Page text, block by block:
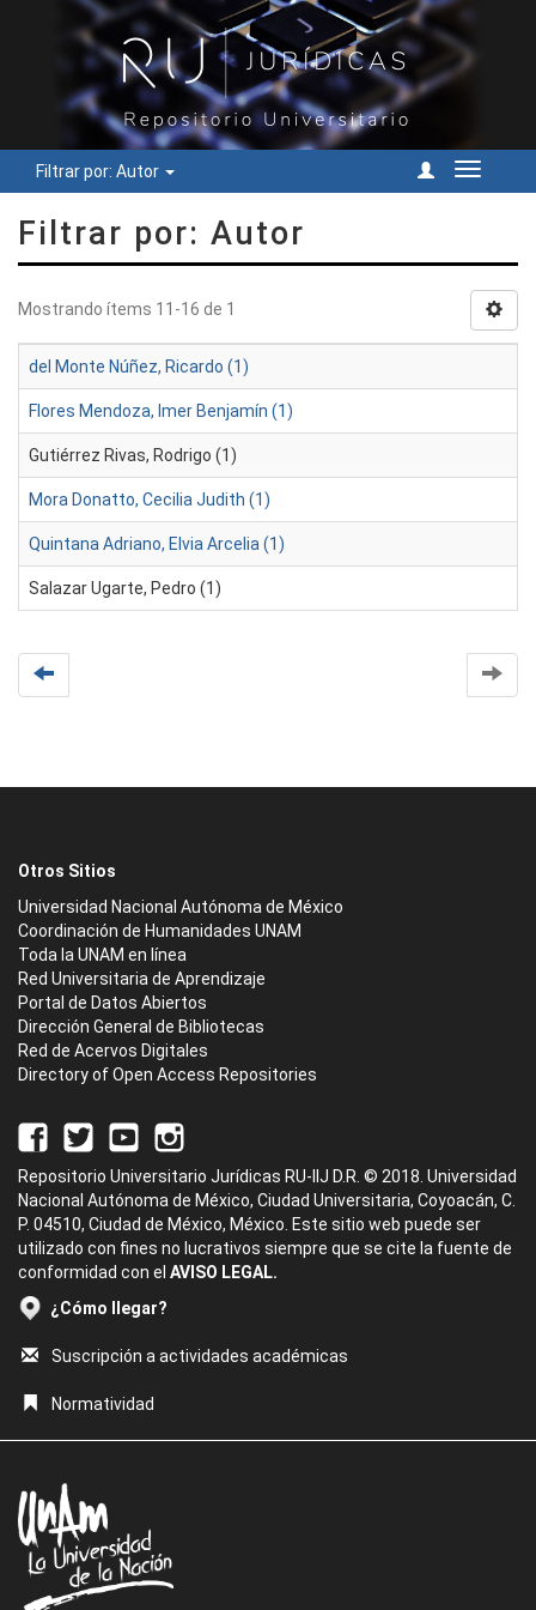
Filtrar por: Autor
Cambiar
Filtrar por: Autor
Mostrando ítems 11-16 de 1
del Monte Núñez, Ricardo (1)
Flores Mendoza, Imer Benjamín (1)
Gutiérrez Rivas, Rodrigo (1)
Mora Donatto, Cecilia Judith (1)
Quintana Adriano, Elvia Arcelia (1)
Salazar Ugarte, Pedro (1)
Otros Sitios
Universidad Nacional Autónoma de México
Coordinación de Humanidades UNAM
Toda la UNAM en línea
Red Universitaria de Aprendizaje
Portal de Datos Abiertos
Dirección General de Bibliotecas
Red de Acervos Digitales
Directory of Open Access Repositories
Repositorio Universitario Jurídicas RU-IIJ D.R. © 2018. Universidad
Nacional Autónoma de México, Ciudad Universitaria, Coyoacán, C.
P. 04510, Ciudad de México, México. Este sitio web puede ser
utilizado con fines no lucrativos siempre que se cite la fuente de
conformidad con el AVISO LEGAL.
¿Cómo llegar?
Suscripción a actividades académicas
Normatividad